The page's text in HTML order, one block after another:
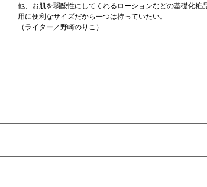
他、お肌を弱酸性にしてくれるローションなどの基礎化粧
用に便利なサイズだから一つは持っていたい。
（ライター／野崎のりこ）